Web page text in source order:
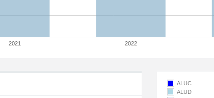
2021 2022
ALUC
ALUD